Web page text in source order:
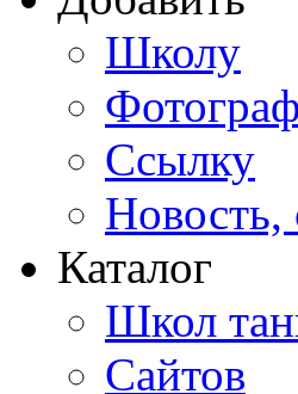
Школу
Ссылку
Новость,
Каталог
Школ
Сайтов